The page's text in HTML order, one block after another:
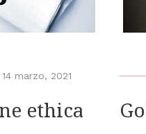
14 marzo, 2021
ethica